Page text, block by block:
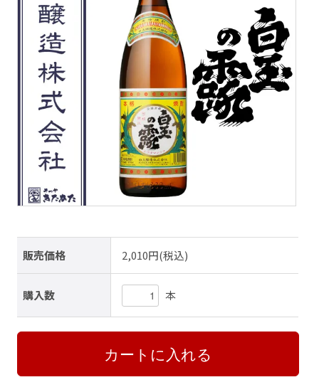
販売価格 2,010円(税込)
購入数 本